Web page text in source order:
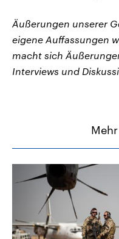
Äußerungen unserer
eigene Auffassungen
macht sich
Interviews und